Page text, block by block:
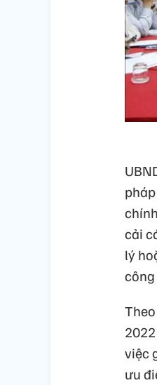
cải
lý
công
việc
ưu